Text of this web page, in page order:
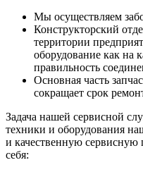
Мы осуществляем
Конструкторский
территории
оборудование как на
правильность
Основная часть
сокращает срок
Задача нашей сервисной
техники и оборудования
и качественную сервисную
себя: